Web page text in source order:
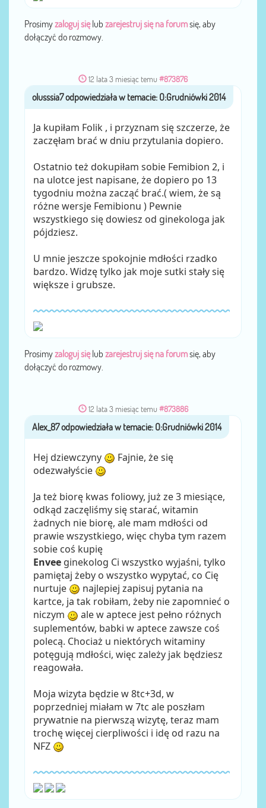
Prosimyzaloguj sięlub zarejestruj się na forumsię, aby
dołączyć do rozmowy.
12 lata 3 miesiąc temu #873876
przezolusssia7
Ja kupiłam Folik , i przyznam się szczerze, że
zaczęłam brać w dniu przytulania dopiero.
Ostatnio też dokupiłam sobie Femibion 2, i
na ulotce jest napisane, że dopiero po 13
tygodniu można zacząć brać.( wiem, że są
różne wersje Femibionu ) Pewnie
wszystkiego się dowiesz od ginekologa jak
pójdziesz.
U mnie jeszcze spokojnie mdłości rzadko
bardzo. Widzę tylko jak moje sutki stały się
większe i grubsze.
Prosimyzaloguj sięlub zarejestruj się na forumsię, aby
dołączyć do rozmowy.
12 lata 3 miesiąc temu #873886
przezAlex_87
Hej dziewczyny
Fajnie, że się
odezwałyście
Ja też biorę kwas foliowy, już ze 3 miesiące,
odkąd zaczęliśmy się starać, witamin
żadnych nie biorę, ale mam mdłości od
prawie wszystkiego, więc chyba tym razem
sobie coś kupię
Envee ginekolog Ci wszystko wyjaśni, tylko
pamiętaj żeby o wszystko wypytać, co Cię
nurtuje
najlepiej zapisuj pytania na
kartce, ja tak robiłam, żeby nie zapomnieć o
niczym
ale w aptece jest pełno różnych
suplementów, babki w aptece zawsze coś
polecą. Chociaż u niektórych witaminy
potęgują mdłości, więc zależy jak będziesz
reagowała.
Moja wizyta będzie w 8tc+3d, w
poprzedniej miałam w 7tc ale poszłam
prywatnie na pierwszą wizytę, teraz mam
trochę więcej cierpliwości i idę od razu na
NFZ